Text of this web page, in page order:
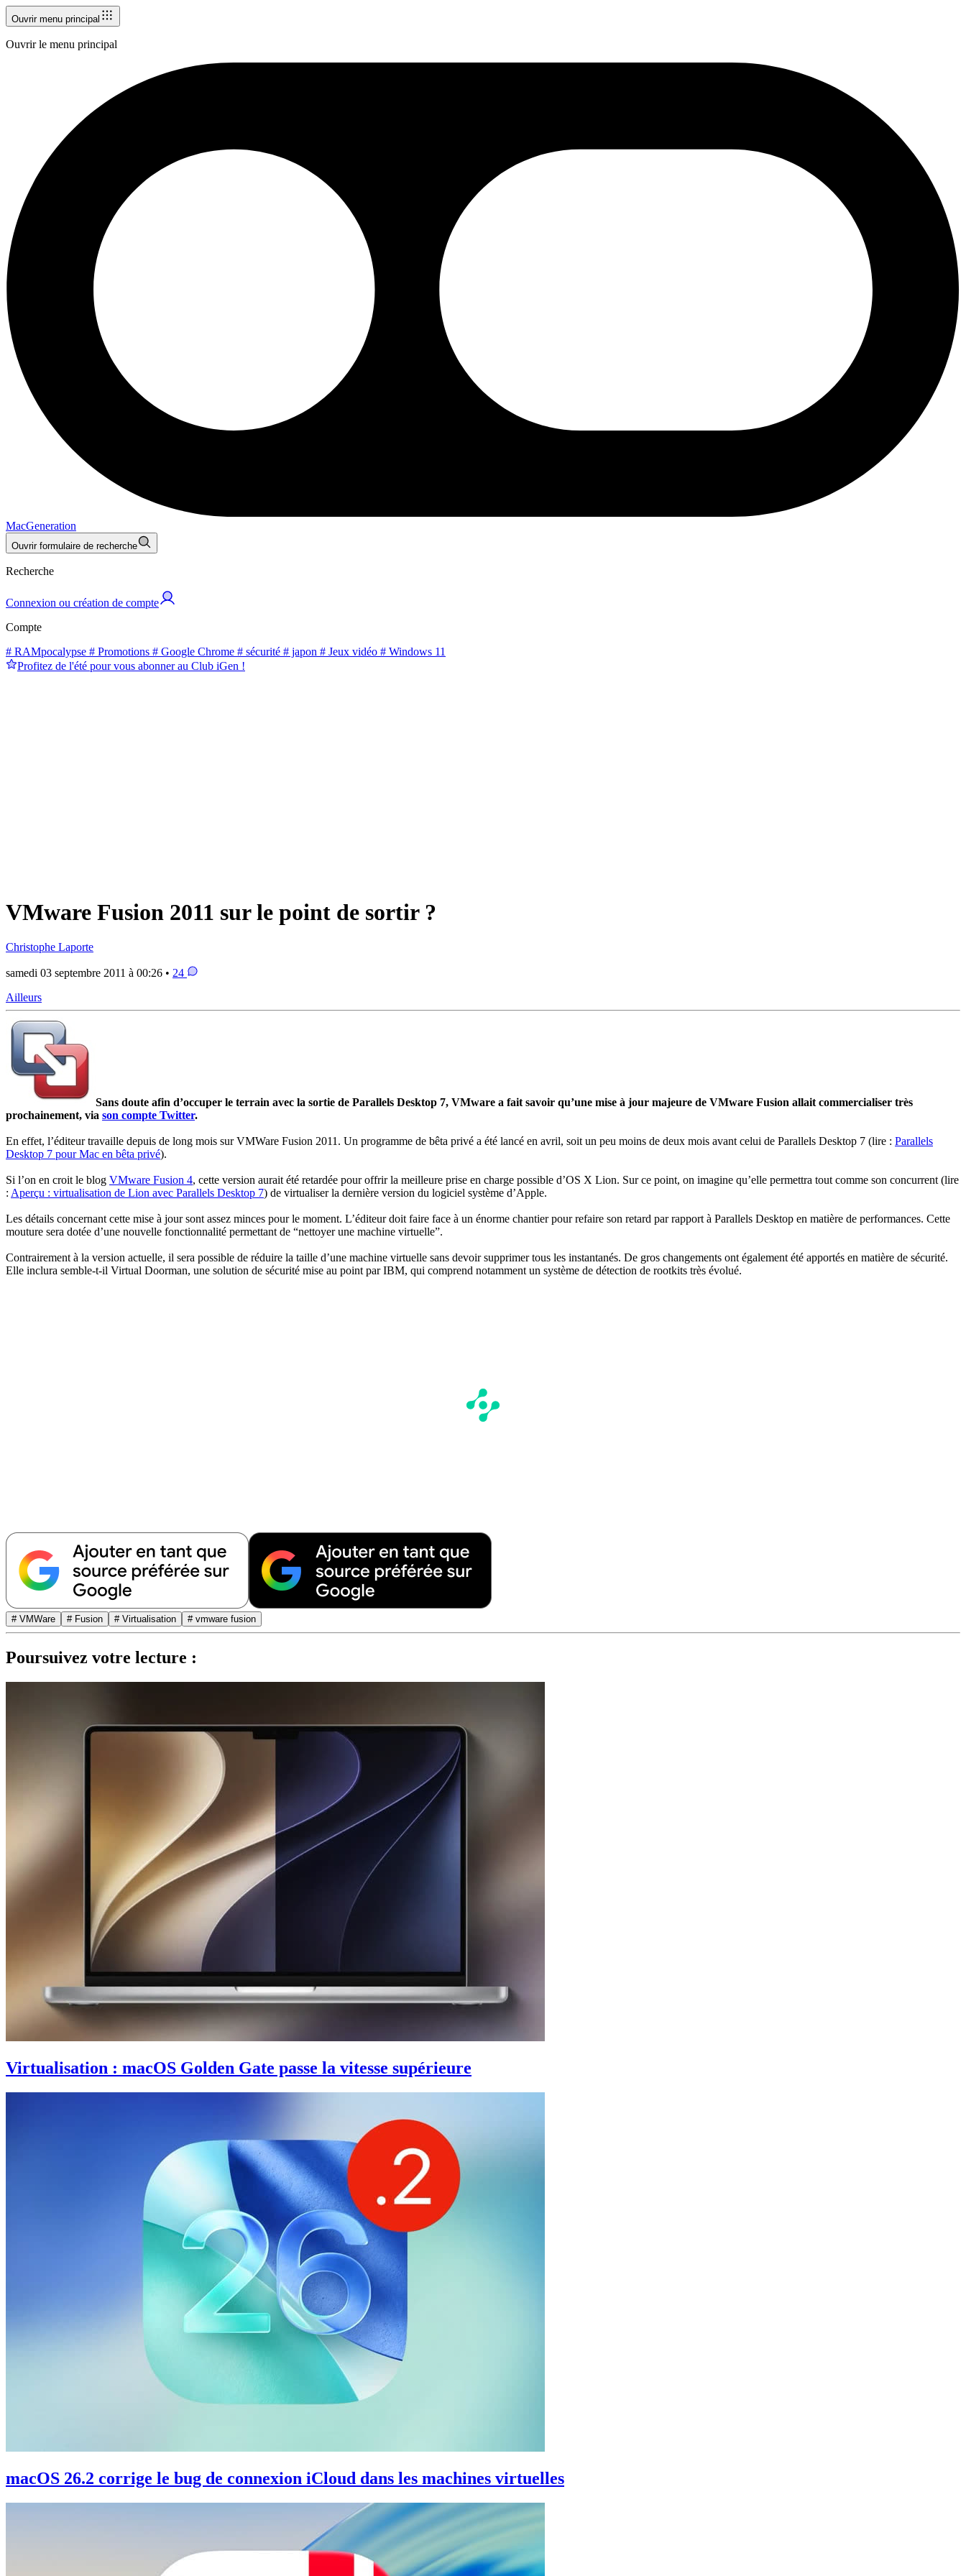
Ouvrir menu principal
Ouvrir le menu principal
MacGeneration
Ouvrir formulaire de recherche
Recherche
Connexion ou création de compte
Compte
# RAMpocalypse # Promotions # Google Chrome # sécurité # japon # Jeux vidéo # Windows 11
Profitez de l'été pour vous abonner au Club iGen !
VMware Fusion 2011 sur le point de sortir ?
Christophe Laporte
samedi 03 septembre 2011 à 00:26 • 24
Ailleurs
Sans doute afin d’occuper le terrain avec la sortie de Parallels Desktop 7, VMware a fait savoir qu’une mise à jour majeure de VMware Fusion allait commercialiser très
prochainement, via son compte Twitter.
En effet, l’éditeur travaille depuis de long mois sur VMWare Fusion 2011. Un programme de bêta privé a été lancé en avril, soit un peu moins de deux mois avant celui de Parallels Desktop 7 (lire : Parallels
Desktop 7 pour Mac en bêta privé).
Si l’on en croit le blog VMware Fusion 4, cette version aurait été retardée pour offrir la meilleure prise en charge possible d’OS X Lion. Sur ce point, on imagine qu’elle permettra tout comme son concurrent (lire
: Aperçu : virtualisation de Lion avec Parallels Desktop 7) de virtualiser la dernière version du logiciel système d’Apple.
Les détails concernant cette mise à jour sont assez minces pour le moment. L’éditeur doit faire face à un énorme chantier pour refaire son retard par rapport à Parallels Desktop en matière de performances. Cette
mouture sera dotée d’une nouvelle fonctionnalité permettant de “nettoyer une machine virtuelle”.
Contrairement à la version actuelle, il sera possible de réduire la taille d’une machine virtuelle sans devoir supprimer tous les instantanés. De gros changements ont également été apportés en matière de sécurité.
Elle inclura semble-t-il Virtual Doorman, une solution de sécurité mise au point par IBM, qui comprend notamment un système de détection de rootkits très évolué.
# VMWare # Fusion # Virtualisation # vmware fusion
Poursuivez votre lecture :
Virtualisation : macOS Golden Gate passe la vitesse supérieure
macOS 26.2 corrige le bug de connexion iCloud dans les machines virtuelles